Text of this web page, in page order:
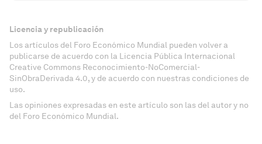
Licencia y republicación
Los artículos del Foro Económico Mundial pueden volver a
publicarse de acuerdo con la Licencia Pública Internacional
Creative Commons Reconocimiento-NoComercial-
SinObraDerivada 4.0, y de acuerdo con nuestras condiciones de
uso.
Las opiniones expresadas en este artículo son las del autor y no
del Foro Económico Mundial.